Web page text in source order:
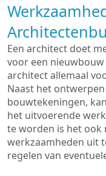
Een architect doet
voor een
architect allemaal
Naast het
bouwtekeningen,
het uitvoerende
te worden is het ook
werkzaamheden uit
regelen van